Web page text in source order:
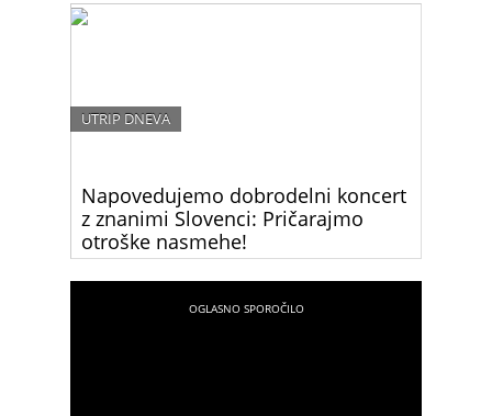
otrokom, katerih starši so se priselili v Slovenijo iz
različnih držav sveta, glas. Film je bil celo
Napovedujemo dobrodelni koncert
z znanimi Slovenci: Pričarajmo
otroške nasmehe!
UTRIP DNEVA